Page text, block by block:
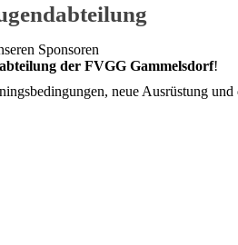
Sponsoren
der FVGG Gammelsdorf!
neue Ausrüstung